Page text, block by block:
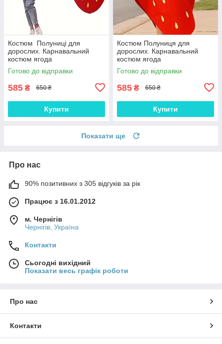
Костюм Полуниці для
дорослих. Карнавальний
костюм ягода
Готово до відправки
585 ₴ 650 ₴
Купити
Костюм Полуниця для
дорослих. Карнавальний
костюм ягода
Готово до відправки
585 ₴ 650 ₴
Купити
Показати ще
Про нас
90% позитивних з 305 відгуків за рік
Працює з 16.01.2012
м. Чернігів
Чернігів, Україна
Контакти
Сьогодні вихідний
Показати весь графік роботи
Про нас
Контакти